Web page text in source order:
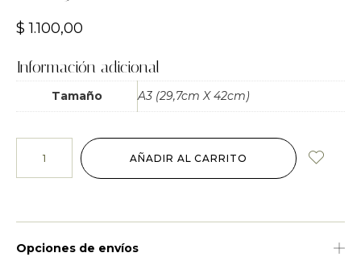
$ 1.100,00
Información adicional
Tamaño A3 (29,7cm X 42cm)
AÑADIR AL CARRITO
Opciones de envíos